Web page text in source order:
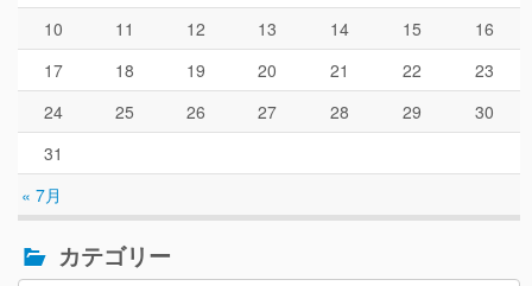
« 7月
10
11 12 13 14 15
16
17
18 19 20 21 22
23
24
25 26 27 28 29
30
31
カテゴリー